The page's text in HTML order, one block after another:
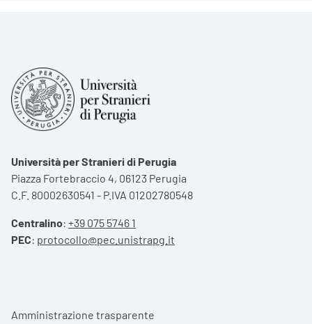
Università per Stranieri di Perugia
Piazza Fortebraccio 4, 06123 Perugia
C.F. 80002630541 - P.IVA 01202780548
Centralino: +39 075 5746 1
PEC: protocollo@pec.unistrapg.it
Footer menu
Amministrazione trasparente